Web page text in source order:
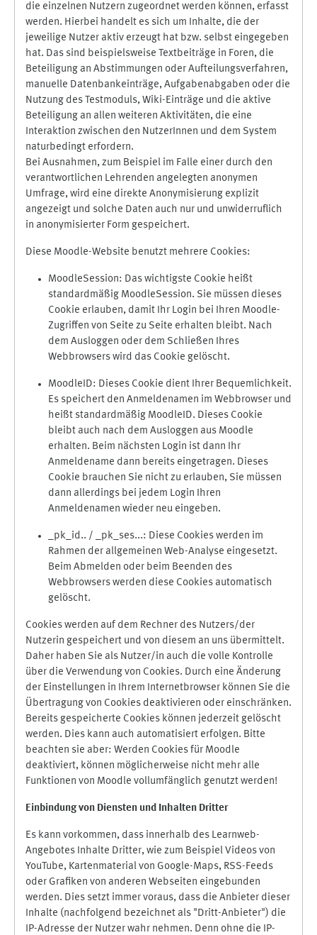
die einzelnen Nutzern zugeordnet werden können, erfasst
werden. Hierbei handelt es sich um Inhalte, die der
jeweilige Nutzer aktiv erzeugt hat bzw. selbst eingegeben
hat. Das sind beispielsweise Textbeiträge in Foren, die
Beteiligung an Abstimmungen oder Aufteilungsverfahren,
manuelle Datenbankeinträge, Aufgabenabgaben oder die
Nutzung des Testmoduls, Wiki-Einträge und die aktive
Beteiligung an allen weiteren Aktivitäten, die eine
Interaktion zwischen den NutzerInnen und dem System
naturbedingt erfordern.
Bei Ausnahmen, zum Beispiel im Falle einer durch den
verantwortlichen Lehrenden angelegten anonymen
Umfrage, wird eine direkte Anonymisierung explizit
angezeigt und solche Daten auch nur und unwiderruflich
in anonymisierter Form gespeichert.
Diese Moodle-Website benutzt mehrere Cookies:
MoodleSession: Das wichtigste Cookie heißt
standardmäßig MoodleSession. Sie müssen dieses
Cookie erlauben, damit Ihr Login bei Ihren Moodle-
Zugriffen von Seite zu Seite erhalten bleibt. Nach
dem Ausloggen oder dem Schließen Ihres
Webbrowsers wird das Cookie gelöscht.
MoodleID: Dieses Cookie dient Ihrer Bequemlichkeit.
Es speichert den Anmeldenamen im Webbrowser und
heißt standardmäßig MoodleID. Dieses Cookie
bleibt auch nach dem Ausloggen aus Moodle
erhalten. Beim nächsten Login ist dann Ihr
Anmeldename dann bereits eingetragen. Dieses
Cookie brauchen Sie nicht zu erlauben, Sie müssen
dann allerdings bei jedem Login Ihren
Anmeldenamen wieder neu eingeben.
_pk_id.. / _pk_ses...: Diese Cookies werden im
Rahmen der allgemeinen Web-Analyse eingesetzt.
Beim Abmelden oder beim Beenden des
Webbrowsers werden diese Cookies automatisch
gelöscht.
Cookies werden auf dem Rechner des Nutzers/der
Nutzerin gespeichert und von diesem an uns übermittelt.
Daher haben Sie als Nutzer/in auch die volle Kontrolle
über die Verwendung von Cookies. Durch eine Änderung
der Einstellungen in Ihrem Internetbrowser können Sie die
Übertragung von Cookies deaktivieren oder einschränken.
Bereits gespeicherte Cookies können jederzeit gelöscht
werden. Dies kann auch automatisiert erfolgen. Bitte
beachten sie aber: Werden Cookies für Moodle
deaktiviert, können möglicherweise nicht mehr alle
Funktionen von Moodle vollumfänglich genutzt werden!
Einbindung von Diensten und Inhalten Dritter
Es kann vorkommen, dass innerhalb des Learnweb-
Angebotes Inhalte Dritter, wie zum Beispiel Videos von
YouTube, Kartenmaterial von Google-Maps, RSS-Feeds
oder Grafiken von anderen Webseiten eingebunden
werden. Dies setzt immer voraus, dass die Anbieter dieser
Inhalte (nachfolgend bezeichnet als "Dritt-Anbieter") die
IP-Adresse der Nutzer wahr nehmen. Denn ohne die IP-